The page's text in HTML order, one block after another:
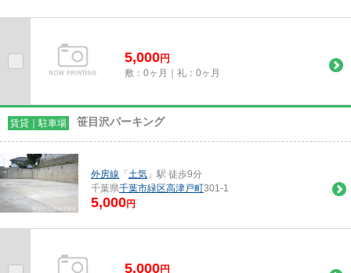
5,000円
敷：0ヶ月｜礼：0ヶ月
賃貸｜駐車場 笹目沢パーキング
外房線 「 土気 」駅 徒歩9分
千葉県千葉市緑区高津戸町301-1
5,000円
5,000円